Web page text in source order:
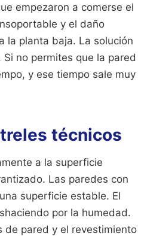
empezaron a comerse el
y el daño
la planta baja. La solución
no permites que la pared
y ese tiempo sale muy
técnicos
a la superficie
Las paredes con
superficie estable. El
por la humedad.
de pared y el revestimiento